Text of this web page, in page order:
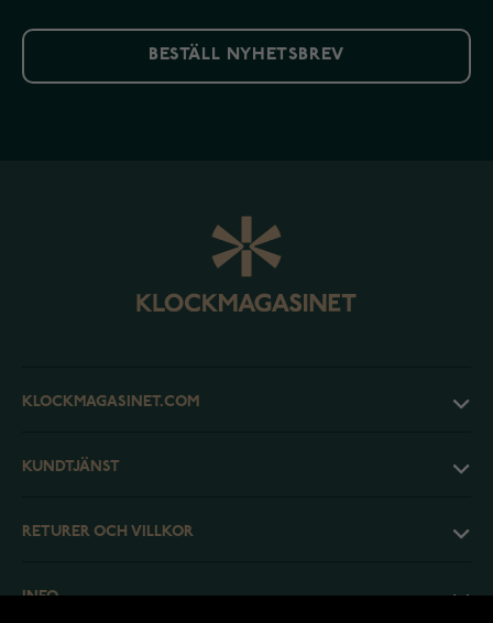
BESTÄLL NYHETSBREV
KLOCKMAGASINET.COM
KUNDTJÄNST
RETURER OCH VILLKOR
INFO